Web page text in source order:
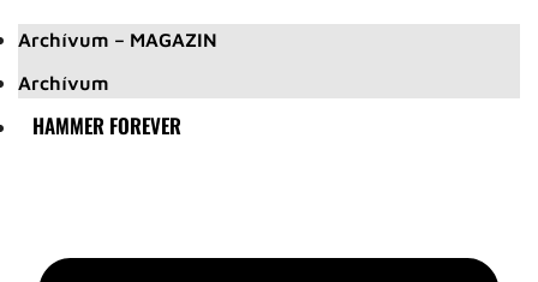
Archívum – MAGAZIN
Archívum
HAMMER FOREVER